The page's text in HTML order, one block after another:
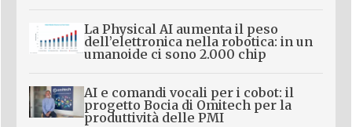
La Physical AI aumenta il peso
dell’elettronica nella robotica: in un
umanoide ci sono 2.000 chip
AI e comandi vocali per i cobot: il
progetto Bocia di Omitech per la
produttività delle PMI